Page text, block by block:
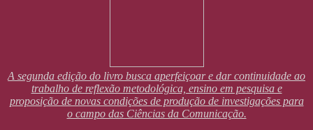
A segunda edição do livro busca aperfeiçoar e dar continuidade ao
trabalho de reflexão metodológica, ensino em pesquisa e
proposição de novas condições de produção de investigações para
o campo das Ciências da Comunicação.